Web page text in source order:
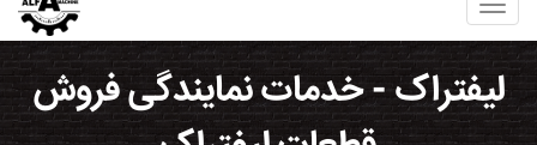
لیفتراک - خدمات نمایندگی فروش